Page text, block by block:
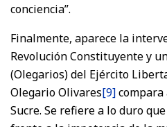
conciencia”.
Finalmente, aparece la
Revolución Constituyente y
(Olegarios) del Ejército
Olegario Olivares[9]compara
Sucre. Se refiere a lo duro